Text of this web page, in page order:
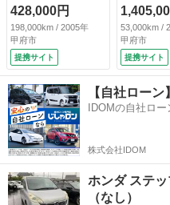
428,000円
198,000km / 2005年
甲府市
提携サイト
ット 純
チ ＳＤナ
ップダウ
／両側電
ドア／シ
／ドライ
ー 前後
ＥＢＤ付
クモニタ
グ 運転
9.3）
53,000km /
甲府市
提携サイト
【自社ロー
IDOMの自社ロー
株式会社IDOM
ホンダ ステ
（なし）